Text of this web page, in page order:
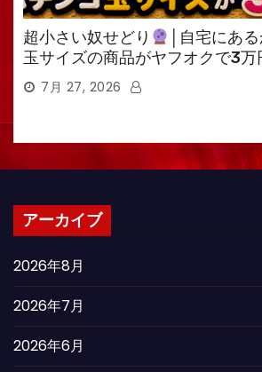
超小さい奴せどり
│自宅にあ
玉サイズの商品がヤフオクで3万
7月 27, 2026
アーカイブ
2026年8月
2026年7月
2026年6月